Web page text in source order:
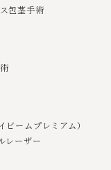
包茎手術
ームプレミアム）
レーザー